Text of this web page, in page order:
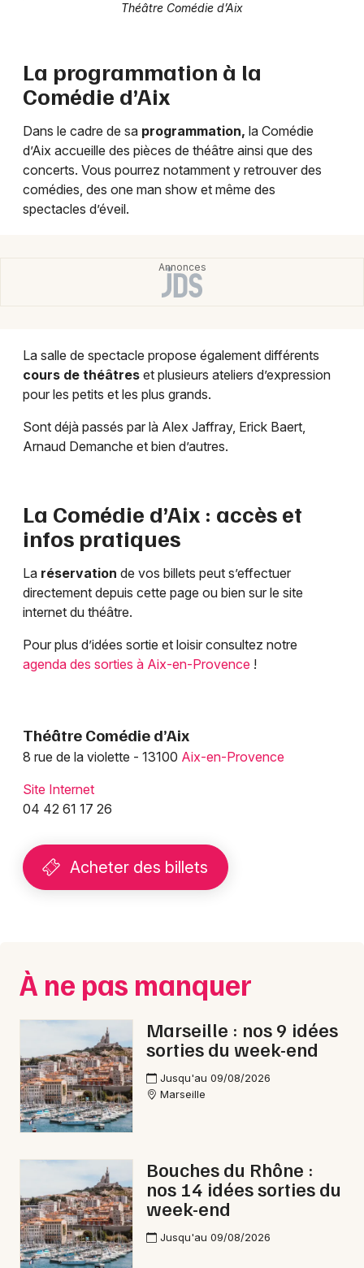
Théâtre Comédie d’Aix
La programmation à la
Comédie d’Aix
Dans le cadre de sa programmation, la Comédie
d’Aix accueille des pièces de théâtre ainsi que des
concerts. Vous pourrez notamment y retrouver des
comédies, des one man show et même des
spectacles d’éveil.
La salle de spectacle propose également différents
cours de théâtres et plusieurs ateliers d’expression
pour les petits et les plus grands.
Sont déjà passés par là Alex Jaffray, Erick Baert,
Arnaud Demanche et bien d’autres.
La Comédie d’Aix : accès et
infos pratiques
La réservation de vos billets peut s’effectuer
directement depuis cette page ou bien sur le site
internet du théâtre.
Pour plus d’idées sortie et loisir consultez notre
agenda des sorties à Aix-en-Provence !
Théâtre Comédie d’Aix
8 rue de la violette - 13100 Aix-en-Provence
Site Internet
04 42 61 17 26
Acheter des billets
À ne pas manquer
Marseille : nos 9 idées
sorties du week-end
Jusqu'au 09/08/2026
Marseille
Bouches du Rhône :
nos 14 idées sorties du
week-end
Jusqu'au 09/08/2026